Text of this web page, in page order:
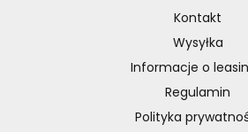
Kontakt
Wysyłka
Informacje o
Regulamin
Polityka